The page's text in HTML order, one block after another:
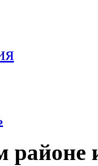
районе